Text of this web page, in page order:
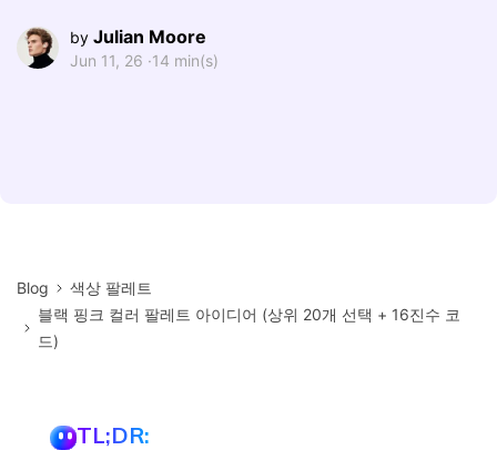
by Julian Moore
Jun 11, 26 ·14 min(s)
Blog
색상 팔레트
블랙 핑크 컬러 팔레트 아이디어 (상위 20개 선택 + 16진수 코
드)
TL;DR: